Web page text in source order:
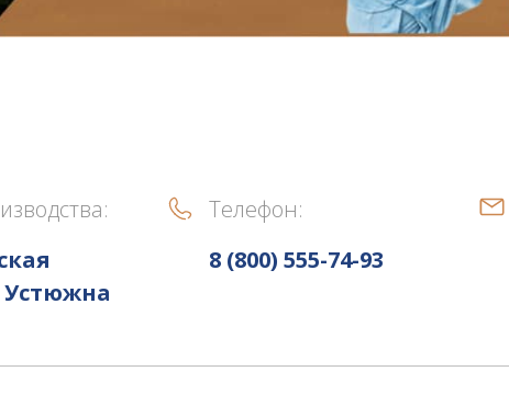
Устюжна
Телефон:
8 (800) 555-74-93